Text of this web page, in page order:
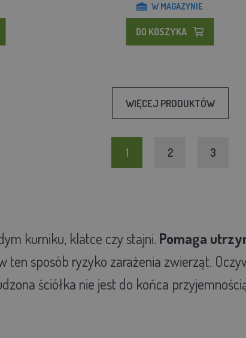
W MAGAZYNIE
DO KOSZYKA
WIĘCEJ PRODUKTÓW
1 2 3
kurniku, klatce czy stajni. Pomaga
ten sposób ryzyko zarażenia zwierząt.
ściółka nie jest do końca